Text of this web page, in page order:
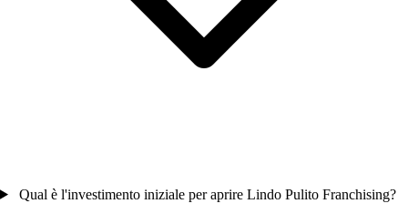
Qual è l'investimento iniziale per aprire Lindo Pulito Franchising?